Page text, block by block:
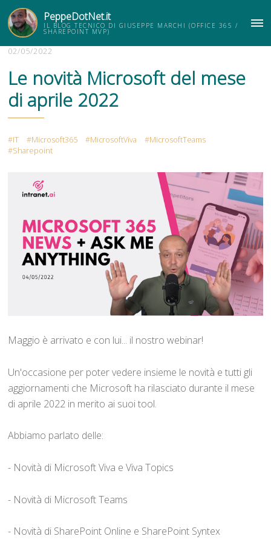
PeppeDotNet.it
IL BLOG TECNICO DI GIUSEPPE MARCHI (OFFICE 365 /
SHAREPOINT MVP)
02/05/2022
Le novità Microsoft del mese
di aprile 2022
IT Microsoft365 MicrosoftViva
MicrosoftTeams
Sharepoint
Maggio è arrivato e con lui... il nostro webinar!
Un'occasione per poter vedere insieme le novità e tutti gli
aggiornamenti che Microsoft ha rilasciato durante il mese
di aprile 2022 in merito ai suoi tool.
Abbiamo parlato delle:
- Novità di Microsoft Viva e Viva Topics
- Novità di Microsoft Teams
- Novità di SharePoint Online e SharePoint Syntex